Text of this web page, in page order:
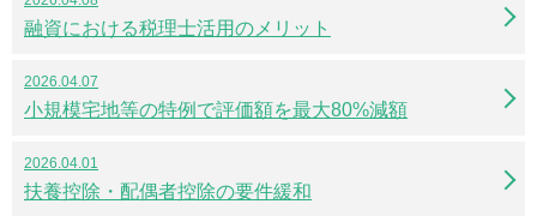
融資における税理士活用のメリット
2026.04.07
小規模宅地等の特例で評価額を最大80%減額
2026.04.01
扶養控除・配偶者控除の要件緩和